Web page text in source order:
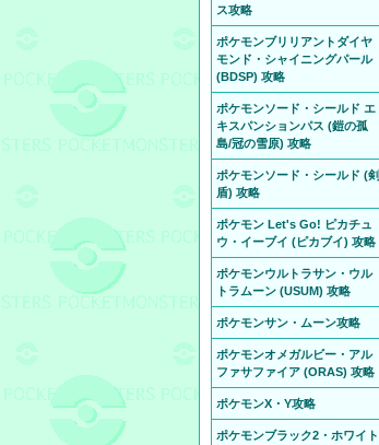
ス攻略
ポケモンブリリアントダイヤ
モンド・シャイニングパール
(BDSP) 攻略
ポケモンソード・シールド エ
キスパンションパス (鎧の孤
島/冠の雪原) 攻略
ポケモンソード・シールド (剣
盾) 攻略
ポケモン Let's Go! ピカチュ
ウ・イーブイ (ピカブイ) 攻略
ポケモンウルトラサン・ウル
トラムーン (USUM) 攻略
ポケモンサン・ムーン攻略
ポケモンオメガルビー・アル
ファサファイア (ORAS) 攻略
ポケモンX・Y攻略
ポケモンブラック2・ホワイト